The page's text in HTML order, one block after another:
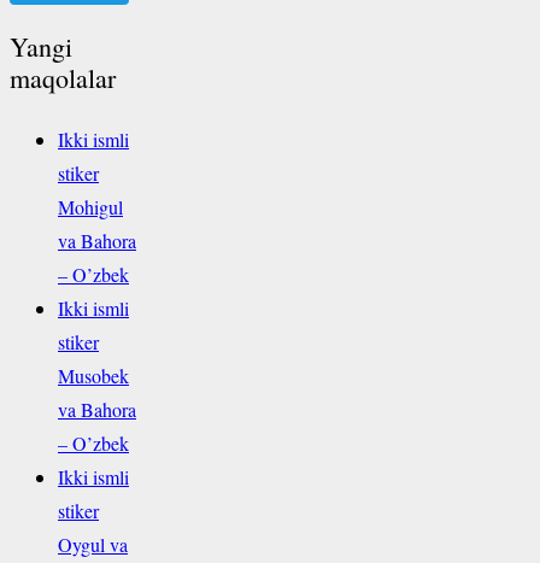
Yangi
maqolalar
Ikki ismli
stiker
Mohigul
va Bahora
– O’zbek
Ikki ismli
stiker
Musobek
va Bahora
– O’zbek
Ikki ismli
stiker
Oygul va